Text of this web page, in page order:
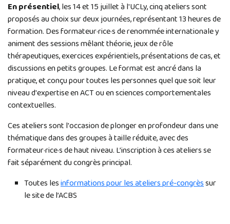
En présentiel, les 14 et 15 juillet à l'UCLy, cinq ateliers sont
proposés au choix sur deux journées, représentant 13 heures de
formation. Des formateur·rice·s de renommée internationale y
animent des sessions mêlant théorie, jeux de rôle
thérapeutiques, exercices expérientiels, présentations de cas, et
discussions en petits groupes. Le format est ancré dans la
pratique, et conçu pour toutes les personnes quel que soit leur
niveau d'expertise en ACT ou en sciences comportementales
contextuelles.
Ces ateliers sont l'occasion de plonger en profondeur dans une
thématique dans des groupes à taille réduite, avec des
formateur·rice·s de haut niveau. L’inscription à ces ateliers se
fait séparément du congrès principal.
Toutes lesinformations pour les ateliers pré-congrèssur
le site de l’ACBS